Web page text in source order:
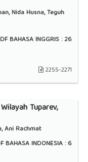
Nida Husna, Teguh
BAHASA INGGRIS :26
2255-2271
Tuparev,
Ani Rachmat
BAHASA INDONESIA :6